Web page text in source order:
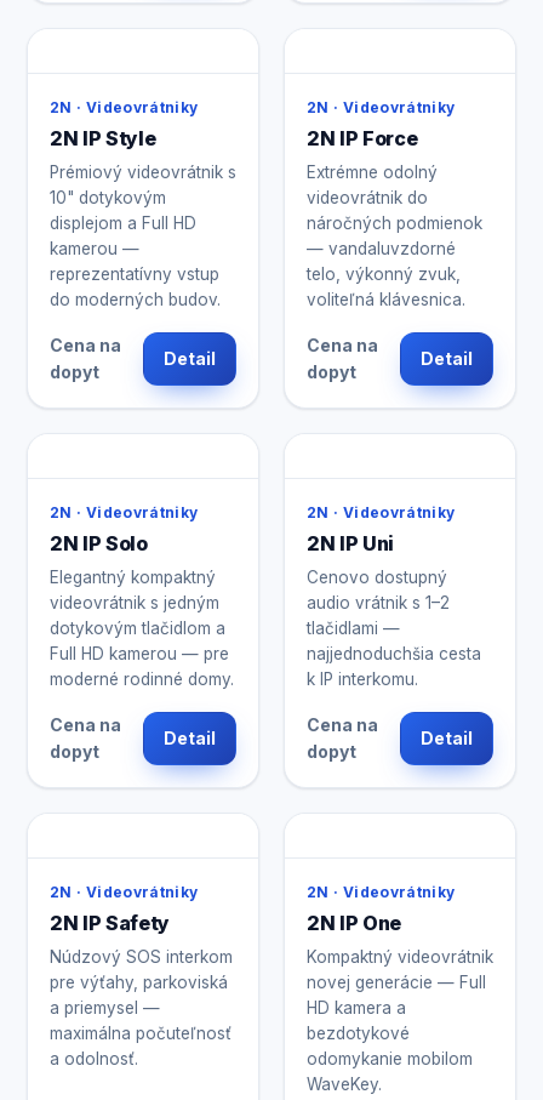
2N · Videovrátniky
2N IP Style
Prémiový videovrátnik s
10" dotykovým
displejom a Full HD
kamerou —
reprezentatívny vstup
do moderných budov.
Cena na
dopyt
Detail
2N · Videovrátniky
2N IP Force
Extrémne odolný
videovrátnik do
náročných podmienok
— vandaluvzdorné
telo, výkonný zvuk,
voliteľná klávesnica.
Cena na
dopyt
Detail
2N · Videovrátniky
2N IP Solo
Elegantný kompaktný
videovrátnik s jedným
dotykovým tlačidlom a
Full HD kamerou — pre
moderné rodinné domy.
Cena na
dopyt
Detail
2N · Videovrátniky
2N IP Uni
Cenovo dostupný
audio vrátnik s 1–2
tlačidlami —
najjednoduchšia cesta
k IP interkomu.
Cena na
dopyt
Detail
2N · Videovrátniky
2N IP Safety
Núdzový SOS interkom
pre výťahy, parkoviská
a priemysel —
maximálna počuteľnosť
a odolnosť.
2N · Videovrátniky
2N IP One
Kompaktný videovrátnik
novej generácie — Full
HD kamera a
bezdotykové
odomykanie mobilom
WaveKey.